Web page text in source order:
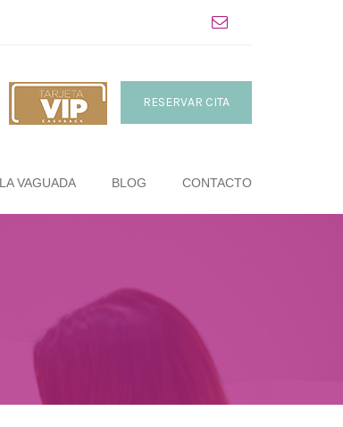
RESERVAR CITA
VAGUADA BLOG CONTACTO